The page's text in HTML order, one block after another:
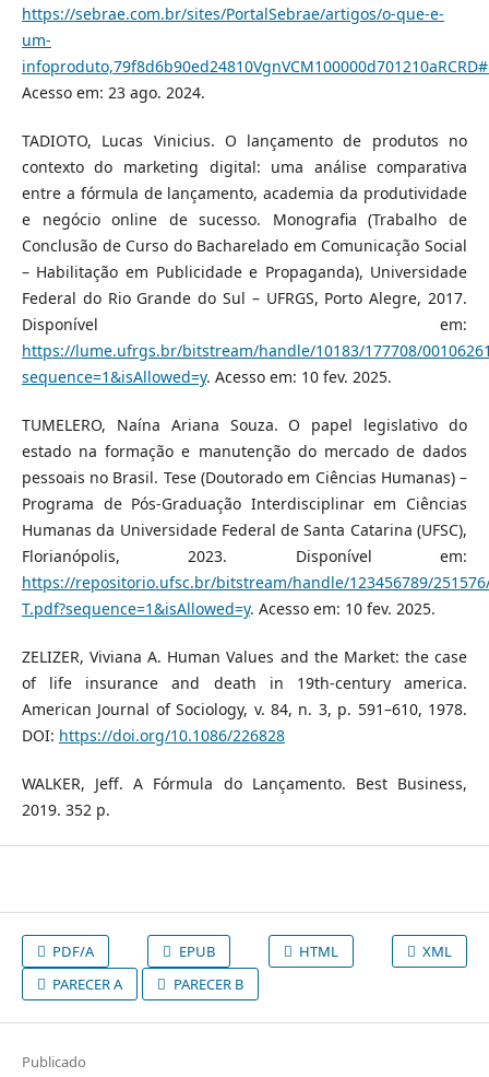
https://sebrae.com.br/sites/PortalSebrae/artigos/o-que-e-
um-
Acesso em: 23 ago. 2024.
TADIOTO, Lucas Vinicius. O lançamento de produtos no
contexto do marketing digital: uma análise comparativa
entre a fórmula de lançamento, academia da produtividade
e negócio online de sucesso. Monografia (Trabalho de
Conclusão de Curso do Bacharelado em Comunicação Social
– Habilitação em Publicidade e Propaganda), Universidade
Federal do Rio Grande do Sul – UFRGS, Porto Alegre, 2017.
Disponível em:
https://lume.ufrgs.br/bitstream/handle/10183/177708/
sequence=1&isAllowed=y. Acesso em: 10 fev. 2025.
TUMELERO, Naína Ariana Souza. O papel legislativo do
estado na formação e manutenção do mercado de dados
pessoais no Brasil. Tese (Doutorado em Ciências Humanas) –
Programa de Pós-Graduação Interdisciplinar em Ciências
Humanas da Universidade Federal de Santa Catarina (UFSC),
Florianópolis, 2023. Disponível em:
https://repositorio.ufsc.br/bitstream/handle/123456789/
T.pdf?sequence=1&isAllowed=y. Acesso em: 10 fev. 2025.
ZELIZER, Viviana A. Human Values and the Market: the case
of life insurance and death in 19th-century america.
American Journal of Sociology, v. 84, n. 3, p. 591–610, 1978.
DOI: https://doi.org/10.1086/226828
WALKER, Jeff. A Fórmula do Lançamento. Best Business,
2019. 352 p.
PDF/A EPUB HTML
XML
PARECER A
PARECER B
Publicado